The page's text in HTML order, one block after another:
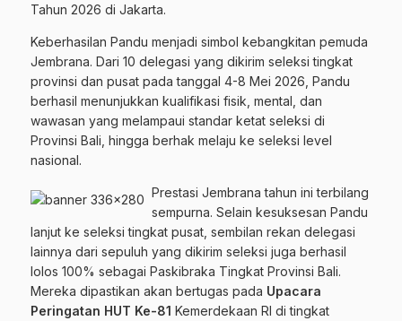
Tahun 2026 di Jakarta.
Keberhasilan Pandu menjadi simbol kebangkitan pemuda
Jembrana. Dari 10 delegasi yang dikirim seleksi tingkat
provinsi dan pusat pada tanggal 4-8 Mei 2026, Pandu
berhasil menunjukkan kualifikasi fisik, mental, dan
wawasan yang melampaui standar ketat seleksi di
Provinsi Bali, hingga berhak melaju ke seleksi level
nasional.
Prestasi Jembrana tahun ini terbilang
sempurna. Selain kesuksesan Pandu
lanjut ke seleksi tingkat pusat, sembilan rekan delegasi
lainnya dari sepuluh yang dikirim seleksi juga berhasil
lolos 100% sebagai Paskibraka Tingkat Provinsi Bali.
Mereka dipastikan akan bertugas pada Upacara
Peringatan HUT Ke-81 Kemerdekaan RI di tingkat